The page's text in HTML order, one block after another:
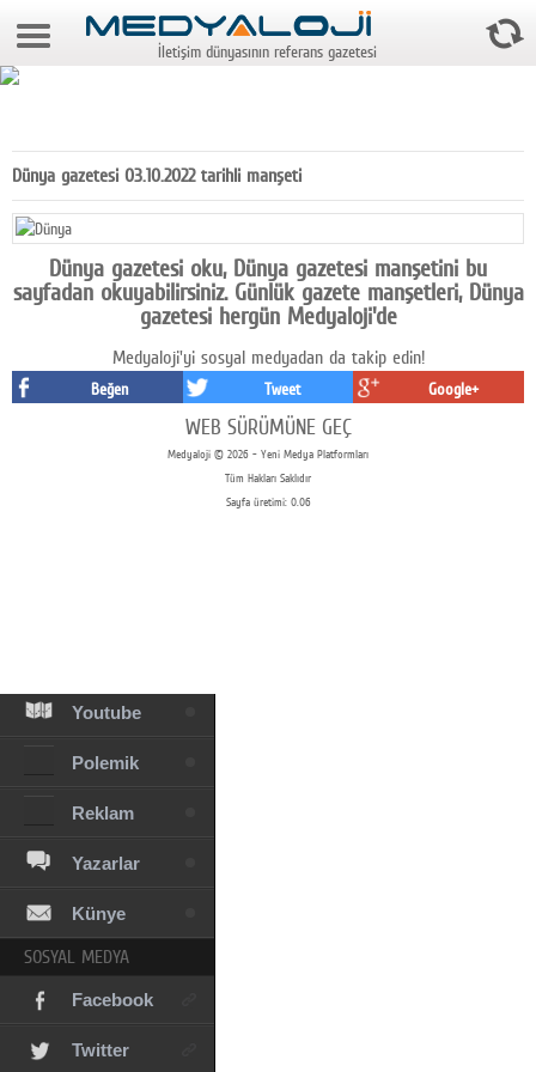
8 Ağustos 2026 16:36:56
Gazeteler
Medya
Reyting-tiraj
Teknoloji
Youtube
Polemik
Reklam
Yazarlar
Künye
SOSYAL MEDYA
Facebook
Twitter
İletişim dünyasının referans gazetesi
Dünya gazetesi 03.10.2022 tarihli manşeti
Dünya gazetesi oku, Dünya gazetesi manşetini bu
sayfadan okuyabilirsiniz. Günlük gazete manşetleri, Dünya
gazetesi hergün Medyaloji'de
Medyaloji'yi sosyal medyadan da takip edin!
Beğen Tweet Google+
WEB SÜRÜMÜNE GEÇ
Medyaloji © 2026 - Yeni Medya Platformları
Tüm Hakları Saklıdır
Sayfa üretimi: 0.06